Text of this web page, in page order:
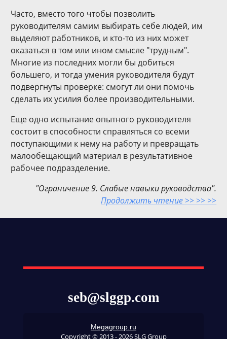
Часто, вместо того чтобы позволить
руководителям самим выбирать себе людей, им
выделяют работников, и кто-то из них может
оказаться в том или ином смысле "трудным".
Многие из последних могли бы добиться
большего, и тогда умения руководителя будут
подвергнуты проверке: смогут ли они помочь
сделать их усилия более производительными.
Еще одно испытание опытного руководителя
состоит в способности справляться со всеми
поступающими к нему на работу и превращать
малообещающий материал в результативное
рабочее подразделение.
"Ограничение 9. Слабые навыки руководства".
Продолжить чтение >> >> >>
seb@slggp.com
Megagroup.ru
Copyright © 2013 - 2026 SLG Group